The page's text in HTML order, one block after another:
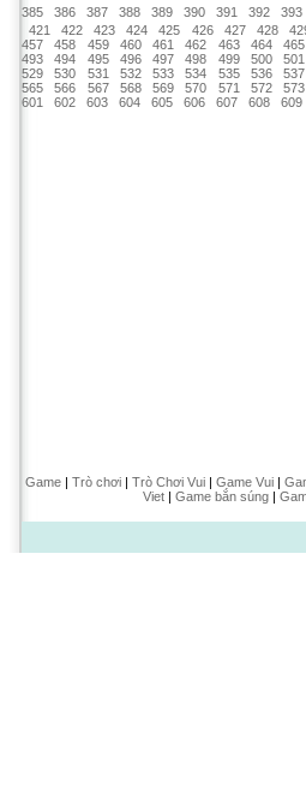
385
386 387 388 389 390 391 392 393
421
422 423 424 425 426 427 428
457
458 459 460 461 462 463 464 465
493
494 495 496 497 498 499 500 501
529
530 531 532 533 534 535 536 537
565
566 567 568 569 570 571 572 573
601
602 603 604 605 606 607 608 609
Game| Trò chơi| Trò Chơi Vui| Game Vui|
Viet| Game bắn súng|